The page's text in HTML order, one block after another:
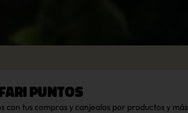
Puntos
con tus compras y canjealos por productos y más